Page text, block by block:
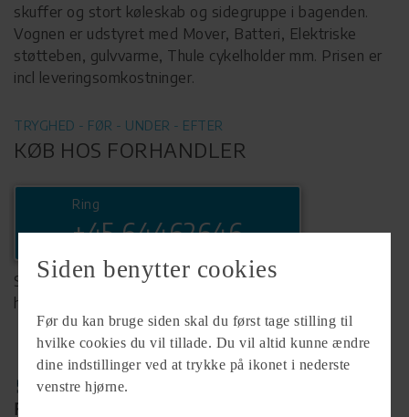
skuffer og stort køleskab og sidegruppe i bagenden.
Vognen er udstyret med Mover, Batteri, Elektriske
støtteben, gulvvarme, Thule cykelholder mm. Prisen er
incl leveringsomkostninger.
TRYGHED - FØR - UNDER - EFTER
KØB HOS FORHANDLER
Ring
+45 64462646
Se komplet info på forhandlerens
hjemmeside
Forhandler
Siden benytter cookies
Før du kan bruge siden skal du først tage stilling til
hvilke cookies du vil tillade. Du vil altid kunne ændre
dine indstillinger ved at trykke på ikonet i nederste
venstre hjørne.